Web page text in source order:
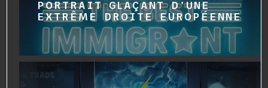
PORTRAIT GLAÇANT D'UNE
EXTRÊME DROITE EUROPÉENNE